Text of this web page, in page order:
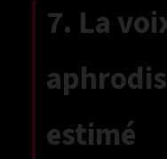
7. La
estimé